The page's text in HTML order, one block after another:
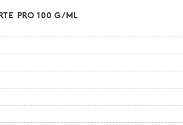
PRO 100 G/ML